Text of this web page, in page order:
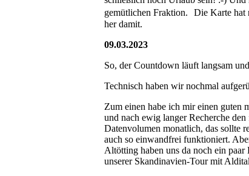
gemütlichen Fraktion. Die Karte hat
her damit.
09.03.2023
So, der Countdown läuft langsam
Technisch haben wir nochmal
Zum einen habe ich mir einen
und nach ewig langer Recherche
Datenvolumen monatlich, das sollte
auch so einwandfrei funktioniert.
Altötting haben uns da noch ein
unserer Skandinavien-Tour mit